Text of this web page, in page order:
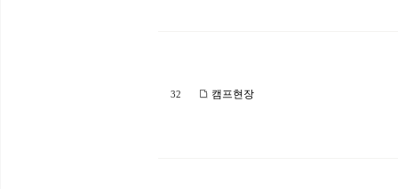
32 캠프현장